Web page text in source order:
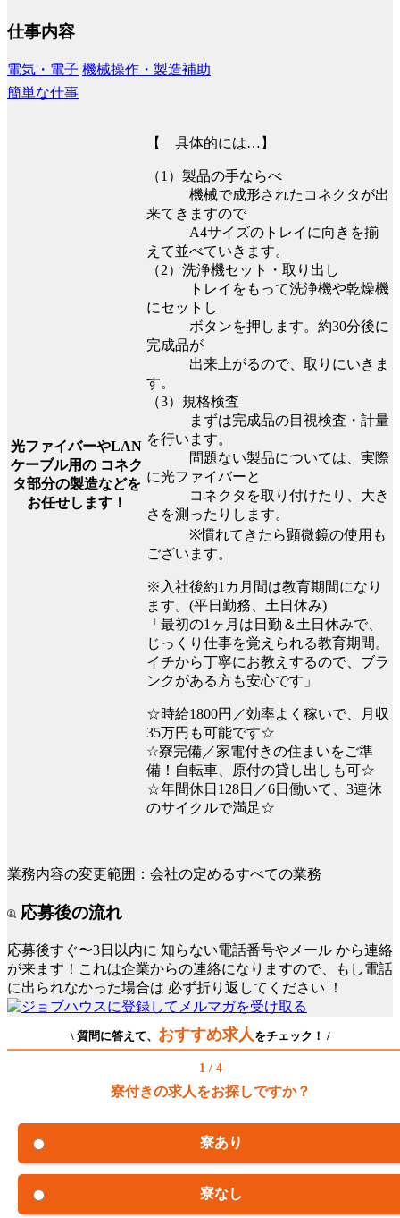
仕事内容
電気・電子 機械操作・製造補助
簡単な仕事
光ファイバーやLAN
ケーブル用の コネク
タ部分の製造などを
お任せします！
【 具体的には…】
（1）製品の手ならべ
機械で成形されたコネクタが出
来てきますので
A4サイズのトレイに向きを揃
えて並べていきます。
（2）洗浄機セット・取り出し
トレイをもって洗浄機や乾燥機
にセットし
ボタンを押します。約30分後に
完成品が
出来上がるので、取りにいきま
す。
（3）規格検査
まずは完成品の目視検査・計量
を行います。
問題ない製品については、実際
に光ファイバーと
コネクタを取り付けたり、大き
さを測ったりします。
※慣れてきたら顕微鏡の使用も
ございます。
※入社後約1カ月間は教育期間になり
ます。(平日勤務、土日休み)
「最初の1ヶ月は日勤＆土日休みで、
じっくり仕事を覚えられる教育期間。
イチから丁寧にお教えするので、ブラ
ンクがある方も安心です」
☆時給1800円／効率よく稼いで、月収
35万円も可能です☆
☆寮完備／家電付きの住まいをご準
備！自転車、原付の貸し出しも可☆
☆年間休日128日／6日働いて、3連休
のサイクルで満足☆
業務内容の変更範囲：会社の定めるすべての業務
応募後の流れ
応募後すぐ〜3日以内に 知らない電話番号やメール から連絡
が来ます！これは企業からの連絡になりますので、もし電話
に出られなかった場合は 必ず折り返してください ！
\ 質問に答えて、 おすすめ求人 をチェック！ /
1 / 4
寮付きの求人をお探しですか？
寮あり
寮なし